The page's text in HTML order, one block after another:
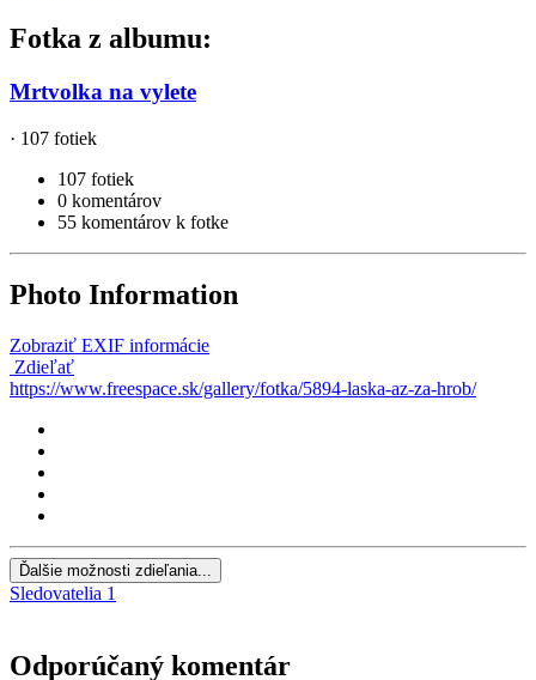
Fotka z albumu:
Mrtvolka na vylete
· 107 fotiek
107 fotiek
0 komentárov
55 komentárov k fotke
Photo Information
Zobraziť EXIF informácie
Zdieľať
https://www.freespace.sk/gallery/fotka/5894-laska-az-za-hrob/
Ďalšie možnosti zdieľania...
Sledovatelia 1
Odporúčaný komentár